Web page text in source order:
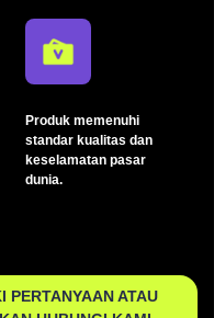
Produk memenuhi
standar kualitas dan
keselamatan pasar
dunia.
PERTANYAAN ATAU